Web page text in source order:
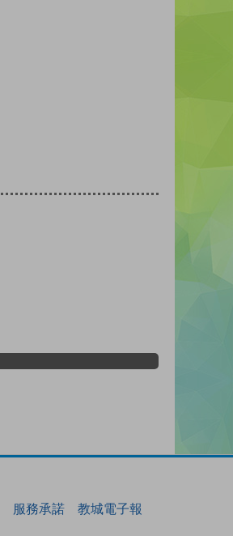
服務承諾 教城電子報